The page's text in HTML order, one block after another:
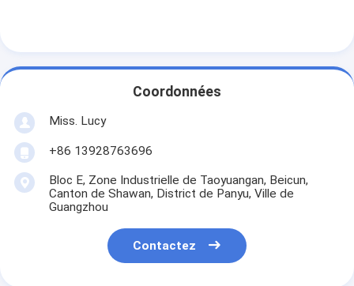
Coordonnées
Miss. Lucy
+86 13928763696
Bloc E, Zone Industrielle de Taoyuangan, Beicun,
Canton de Shawan, District de Panyu, Ville de
Guangzhou
Contactez